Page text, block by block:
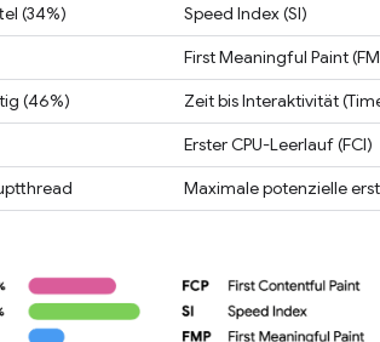
(34%)
Speed Index (SI)
First Meaningful Paint
(46%)
Zeit bis Interaktivität
Erster CPU-Leerlauf (FCI)
Maximale potenzielle